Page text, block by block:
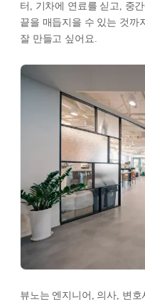
터, 기차에 연료를 싣고, 중
끝을 매듭지을 수 있는 것까
잘 만들고 싶어요.
뷰노는 엔지니어, 의사, 변